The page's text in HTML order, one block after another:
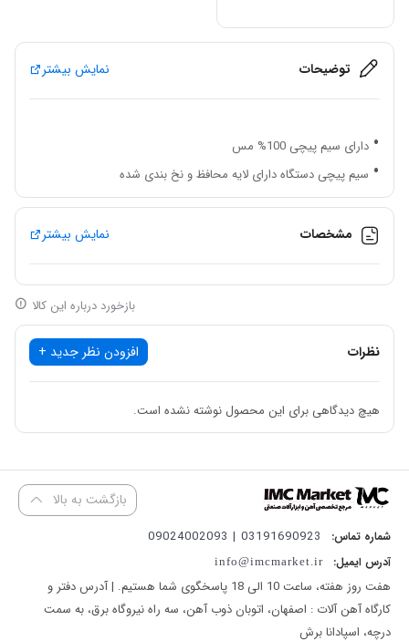
توضیحات نمایش بیشتر
دارای سیم پیچی 100% مس
سیم پیچی دستگاه دارای لایه محافظ و نخ بندی شده
دارای چرخ دنده های ماشین کاری و سخت کاری شده
دارای آرمیچر نخ بندی شده
دارای کلید و بلبرینگ های ضد گرد و غبار
طراحی منحصربه فرد بدنه جهت گردش هوای بهتر
دارای دسته کمکی آنتی شوک دار
دارای بدنه مستحکم و مقاوم
سبک وزن و خوش دست
مینی فرزیک ابزار برشکاری و ساب زنی است که از آن در کارهای آهنگری،
سنگ کاری، تراشکاری، ساختمانی و… استفاده می شود. همه ما برای اینکه
بتوانیم در این کار ها موفق باشیم نیاز به یک ابزار مناسب و قدرتمند
داریم.مینی فرز آروا مدل ۵۵۵۵
یک ابزار مناسب است تا بتوانیم در کار
های خود از آن استفاده کنیم. در این بخش می خواهیم
مشخصات نمایش بیشتر
بازخورد درباره این کالا
نظرات افزودن نظر جدید +
هیچ دیدگاهی برای این محصول نوشته نشده است.
بازگشت به بالا
شماره تماس: 03191690923 | 09024002093
آدرس ایمیل: info@imcmarket.ir
هفت روز هفته، ساعت 10 الی 18 پاسخگوی شما هستیم. | آدرس دفتر و
کارگاه آهن آلات : اصفهان، اتوبان ذوب آهن، سه راه نیروگاه برق، به سمت
درچه، اسپادانا برش